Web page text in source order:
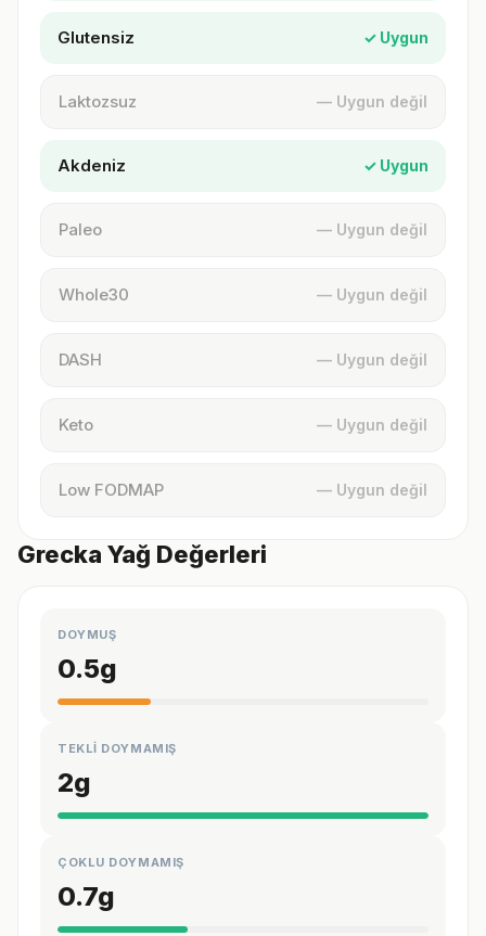
Glutensiz ✓ Uygun
Laktozsuz — Uygun değil
Akdeniz ✓ Uygun
Paleo — Uygun değil
Whole30 — Uygun değil
DASH — Uygun değil
Keto — Uygun değil
Low FODMAP — Uygun değil
Grecka Yağ Değerleri
DOYMUŞ
0.5g
TEKLİ DOYMAMIŞ
2g
ÇOKLU DOYMAMIŞ
0.7g